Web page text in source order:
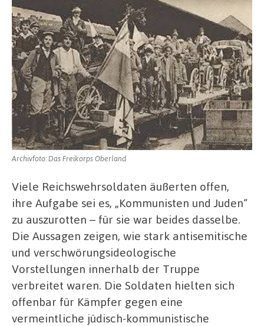
Archivfoto: Das Freikorps Oberland
Viele Reichswehrsoldaten äußerten offen,
ihre Aufgabe sei es, „Kommunisten und Juden“
zu auszurotten – für sie war beides dasselbe.
Die Aussagen zeigen, wie stark antisemitische
und verschwörungsideologische
Vorstellungen innerhalb der Truppe
verbreitet waren. Die Soldaten hielten sich
offenbar für Kämpfer gegen eine
vermeintliche jüdisch-kommunistische